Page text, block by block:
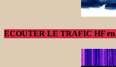
ECOUTER LE TRAFIC HF en